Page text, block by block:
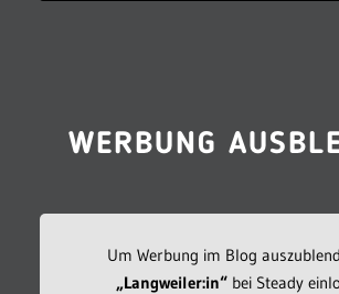
WERBUNG
Um Werbung im Blog
„Langweiler:in“bei Steady